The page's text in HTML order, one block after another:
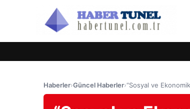
Haberler›Güncel Haberler›“Sosyal ve